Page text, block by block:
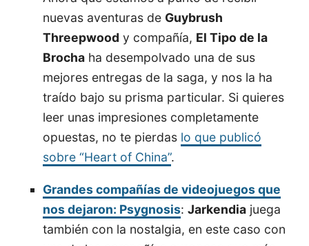
nuevas aventuras de Guybrush
Threepwood y compañía, El Tipo de la
Brocha ha desempolvado una de sus
mejores entregas de la saga, y nos la ha
traído bajo su prisma particular. Si quieres
leer unas impresiones completamente
opuestas, no te pierdas lo que publicó
sobre “Heart of China”.
Grandes compañías de videojuegos que
nos dejaron: Psygnosis:Jarkendia juega
también con la nostalgia, en este caso con